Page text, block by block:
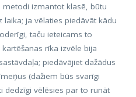
metodi izmantot klasē, būtu
ja vēlaties piedāvāt kādu
taču ieteicams to
rīka izvēle bija
piedāvājiet dažādus
(dažiem būs svarīgi
dedzīgi vēlēsies par to runāt